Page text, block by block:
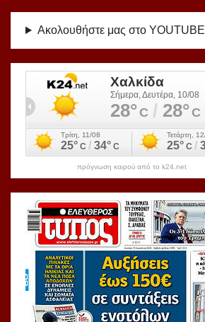
Ακολουθήστε μας στο YOUTUBE
πρόγνωση καιρού από το k24.net